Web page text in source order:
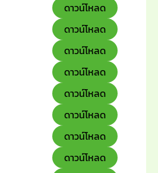
ดาวน์โหลด
ดาวน์โหลด
ดาวน์โหลด
ดาวน์โหลด
ดาวน์โหลด
ดาวน์โหลด
ดาวน์โหลด
ดาวน์โหลด